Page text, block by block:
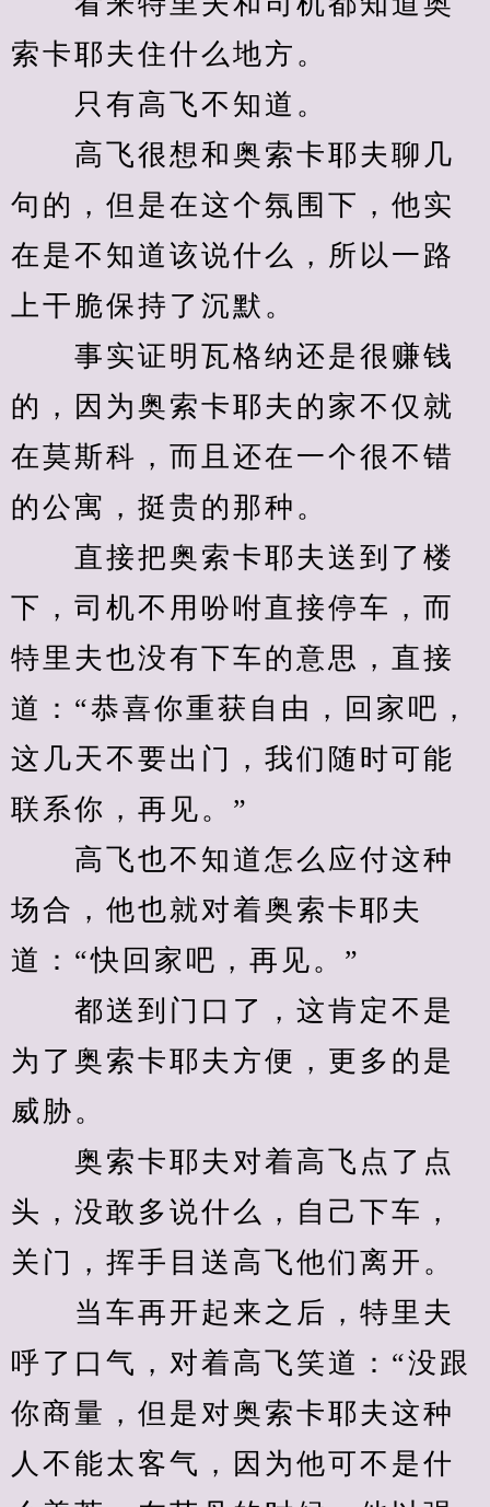
索卡耶夫住什么地方。
只有高飞不知道。
高飞很想和奥索卡耶夫聊几
句的，但是在这个氛围下，他实
在是不知道该说什么，所以一路
上干脆保持了沉默。
事实证明瓦格纳还是很赚钱
的，因为奥索卡耶夫的家不仅就
在莫斯科，而且还在一个很不错
的公寓，挺贵的那种。
直接把奥索卡耶夫送到了楼
下，司机不用吩咐直接停车，而
特里夫也没有下车的意思，直接
道：“恭喜你重获自由，回家吧，
这几天不要出门，我们随时可能
联系你，再见。”
高飞也不知道怎么应付这种
场合，他也就对着奥索卡耶夫
道：“快回家吧，再见。”
都送到门口了，这肯定不是
为了奥索卡耶夫方便，更多的是
威胁。
奥索卡耶夫对着高飞点了点
头，没敢多说什么，自己下车，
关门，挥手目送高飞他们离开。
当车再开起来之后，特里夫
呼了口气，对着高飞笑道：“没跟
你商量，但是对奥索卡耶夫这种
人不能太客气，因为他可不是什